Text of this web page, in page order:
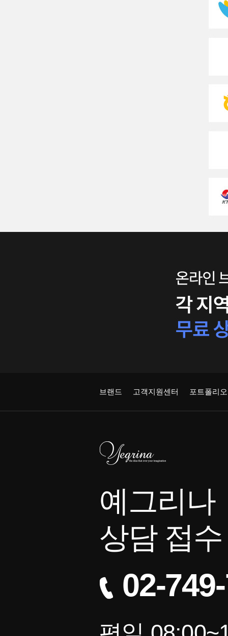
브랜드 고객지원센터 포트폴리오
예그리나
상담 접수
02-